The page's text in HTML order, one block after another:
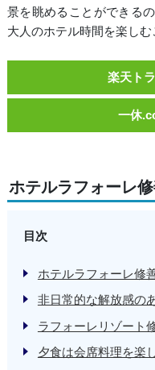
景を眺めることができる
大人のホテル時間を楽しむ
楽天ト
一休
ホテルラフォーレ
目次
ホテルラフォーレ修
非日常的な解放感の
ラフォーレリゾート
夕食は会席料理を楽